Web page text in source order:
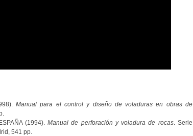
Manual para el control y diseño de voladuras en obras de
(1994).Manual de perforación y voladura de rocas. Serie
541 pp.